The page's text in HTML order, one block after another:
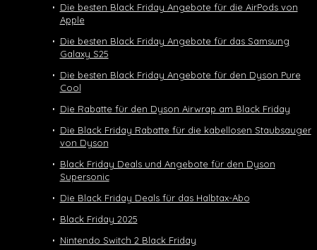
Die besten Black Friday Angebote für die AirPods von
Apple
Die besten Black Friday Angebote für das Samsung
Galaxy S25
Die besten Black Friday Angebote für den Dyson Pure
Cool
Die Rabatte für den Dyson Airwrap am Black Friday
Die Black Friday Rabatte für die kabellosen Staubsauger
von Dyson
Black Friday Deals und Angebote für den Dyson
Supersonic
Die Black Friday Deals für das Halbtax-Abo
Black Friday 2025
Nintendo Switch 2 Black Friday